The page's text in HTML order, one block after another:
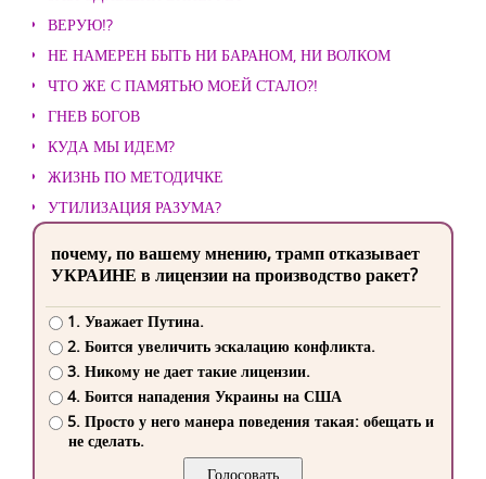
ВЕРУЮ!?
НЕ НАМЕРЕН БЫТЬ НИ БАРАНОМ, НИ ВОЛКОМ
ЧТО ЖЕ С ПАМЯТЬЮ МОЕЙ СТАЛО?!
ГНЕВ БОГОВ
КУДА МЫ ИДЕМ?
ЖИЗНЬ ПО МЕТОДИЧКЕ
УТИЛИЗАЦИЯ РАЗУМА?
почему, по вашему мнению, трамп отказывает
УКРАИНЕ в лицензии на производство ракет?
1. Уважает Путина.
2. Боится увеличить эскалацию конфликта.
3. Никому не дает такие лицензии.
4. Боится нападения Украины на США
5. Просто у него манера поведения такая: обещать и
не сделать.